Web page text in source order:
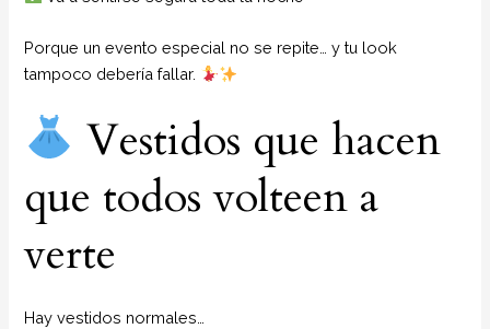
Porque un evento especial no se repite… y tu look
tampoco debería fallar.
Vestidos que hacen
que todos volteen a
verte
Hay vestidos normales…